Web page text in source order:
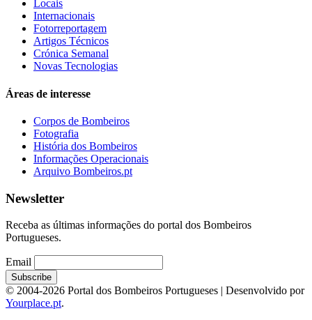
Locais
Internacionais
Fotorreportagem
Artigos Técnicos
Crónica Semanal
Novas Tecnologias
Áreas de interesse
Corpos de Bombeiros
Fotografia
História dos Bombeiros
Informações Operacionais
Arquivo Bombeiros.pt
Newsletter
Receba as últimas informações do portal dos Bombeiros
Portugueses.
Email
© 2004-2026 Portal dos Bombeiros Portugueses | Desenvolvido por
Yourplace.pt.